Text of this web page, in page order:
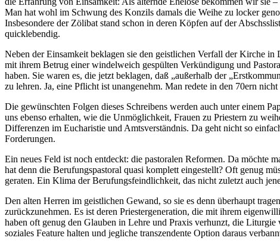
Man hat wohl im Schwung des Konzils damals die Weihe zu locker
Insbesondere der Zölibat stand schon in deren Köpfen auf der
quicklebendig.
Neben der Einsamkeit beklagen sie den geistlichen Verfall der Kirche
mit ihrem Betrug einer windelweich gespülten Verkündigung und
haben. Sie waren es, die jetzt beklagen, daß „außerhalb der
zu lehren. Ja, eine Pflicht ist unangenehm. Man redete in den 70ern
Die gewünschten Folgen dieses Schreibens werden auch unter einem
uns ebenso erhalten, wie die Unmöglichkeit, Frauen zu Priestern zu
Differenzen im Eucharistie und Amtsverständnis. Da geht nicht so
Forderungen.
Ein neues Feld ist noch entdeckt: die pastoralen Reformen. Da möchte
hat denn die Berufungspastoral quasi komplett eingestellt? Oft genug
geraten. Ein Klima der Berufungsfeindlichkeit, das nicht zuletzt auch
Den alten Herren im geistlichen Gewand, so sie es denn überhaupt
zurückzunehmen. Es ist deren Priestergeneration, die mit ihrem
haben oft genug den Glauben in Lehre und Praxis verhunzt, die
soziales Feature halten und jegliche transzendente Option daraus